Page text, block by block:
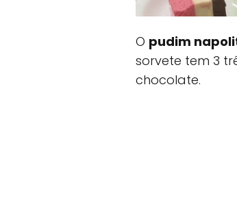
O pudim
sorvete tem 3
chocolate.